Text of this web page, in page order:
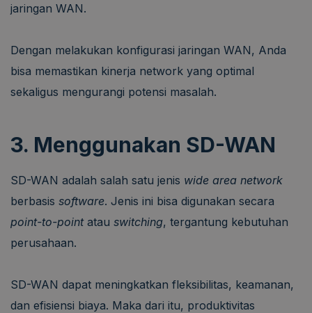
jaringan WAN.
Dengan melakukan konfigurasi jaringan WAN, Anda
bisa memastikan kinerja network yang optimal
sekaligus mengurangi potensi masalah.
3. Menggunakan SD-WAN
SD-WAN adalah salah satu jenis wide area network
berbasis software. Jenis ini bisa digunakan secara
point-to-pointatau switching, tergantung kebutuhan
perusahaan.
SD-WAN dapat meningkatkan fleksibilitas, keamanan,
dan efisiensi biaya. Maka dari itu, produktivitas